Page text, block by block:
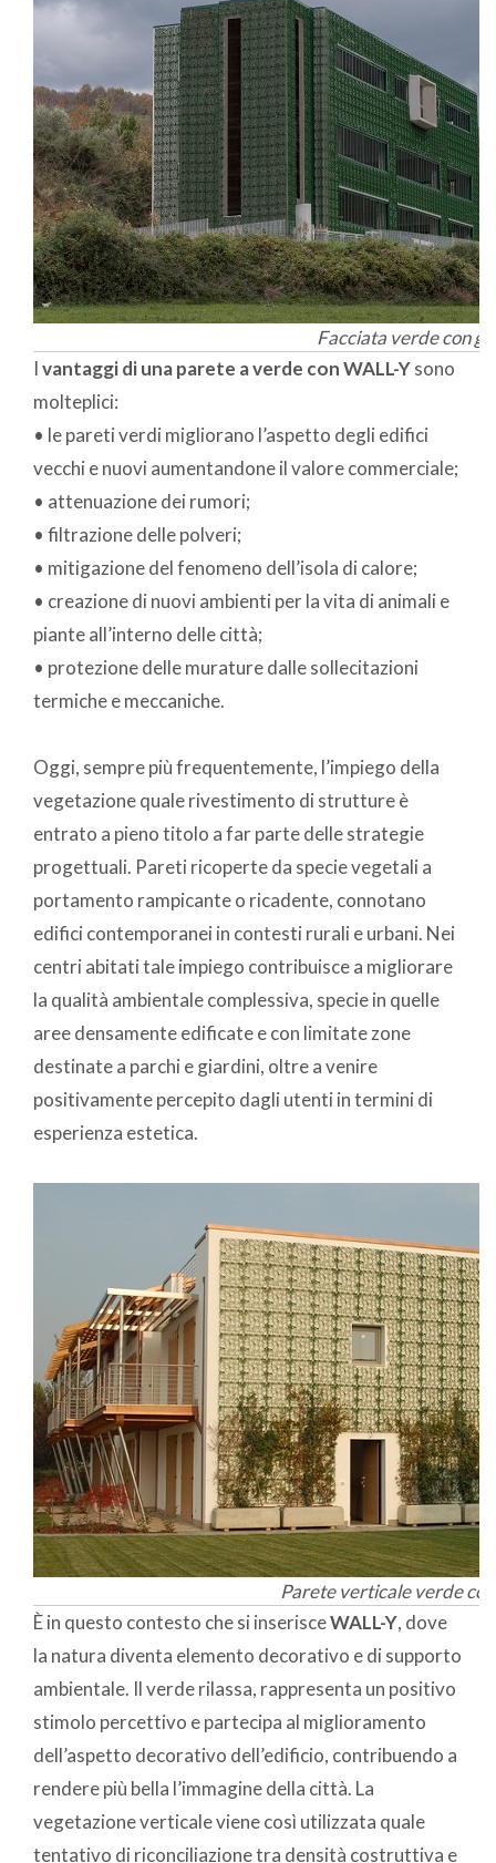
Facciata verde con
Ivantaggi di una parete a verde con WALL-Ysono
molteplici:
• le pareti verdi migliorano l’aspetto degli edifici
vecchi e nuovi aumentandone il valore commerciale;
• attenuazione dei rumori;
• filtrazione delle polveri;
• mitigazione del fenomeno dell’isola di calore;
• creazione di nuovi ambienti per la vita di animali e
piante all’interno delle città;
• protezione delle murature dalle sollecitazioni
termiche e meccaniche.
Oggi, sempre più frequentemente, l’impiego della
vegetazione quale rivestimento di strutture è
entrato a pieno titolo a far parte delle strategie
progettuali. Pareti ricoperte da specie vegetali a
portamento rampicante o ricadente, connotano
edifici contemporanei in contesti rurali e urbani. Nei
centri abitati tale impiego contribuisce a migliorare
la qualità ambientale complessiva, specie in quelle
aree densamente edificate e con limitate zone
destinate a parchi e giardini, oltre a venire
positivamente percepito dagli utenti in termini di
esperienza estetica.
Parete verticale verde
È in questo contesto che si inserisceWALL-Y, dove
la natura diventa elemento decorativo e di supporto
ambientale. Il verde rilassa, rappresenta un positivo
stimolo percettivo e partecipa al miglioramento
dell’aspetto decorativo dell’edificio, contribuendo a
rendere più bella l’immagine della città. La
vegetazione verticale viene così utilizzata quale
tentativo di riconciliazione tra densità costruttiva e